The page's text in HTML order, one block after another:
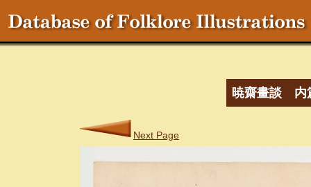
暁齋畫談 内
Next Page